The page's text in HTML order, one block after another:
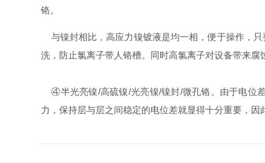
铬。
与镍封相比，高应力镍镀液是均一相，便于操作，
洗，防止氯离子带人铬槽。同时高氯离子对设备带来
④半光亮镍/高硫镍/光亮镍/镍封/微孔铬。由于电位
力，保持层与层之间稳定的电位差就显得十分重要，因